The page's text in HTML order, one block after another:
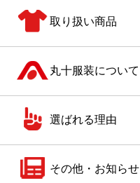
取り扱い商品
丸十服装について
選ばれる理由
その他・お知らせ